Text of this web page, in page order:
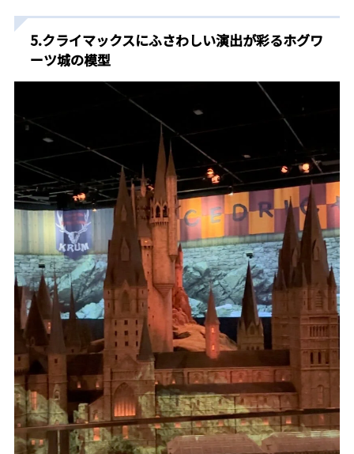
5.クライマックスにふさわしい演出が彩るホグワ
ーツ城の模型